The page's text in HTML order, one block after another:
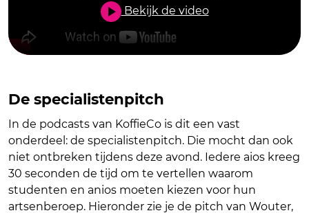
Bekijk de video
De specialistenpitch
In de podcasts van KoffieCo is dit een vast
onderdeel: de specialistenpitch. Die mocht dan ook
niet ontbreken tijdens deze avond. Iedere aios kreeg
30 seconden de tijd om te vertellen waarom
studenten en anios moeten kiezen voor hun
artsenberoep. Hieronder zie je de pitch van Wouter,